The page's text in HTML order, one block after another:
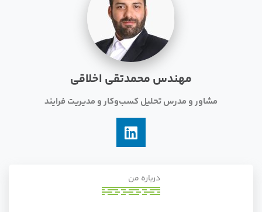
مهندس محمدتقی اخلاقی
مشاور و مدرس تحلیل کسب‌وکار و مدیریت فرایند
درباره من